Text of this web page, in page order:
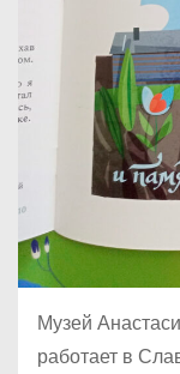
Музей
работает в